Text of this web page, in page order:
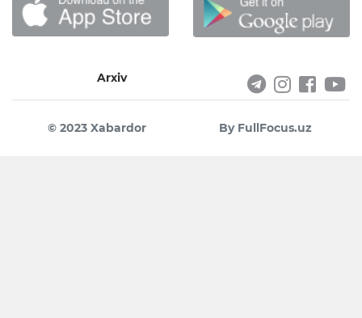
Arxiv
© 2023 Xabardor By FullFocus.uz